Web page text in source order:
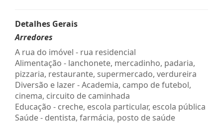
Detalhes Gerais
Arredores
A rua do imóvel - rua residencial
Alimentação - lanchonete, mercadinho, padaria,
pizzaria, restaurante, supermercado, verdureira
Diversão e lazer - Academia, campo de futebol,
cinema, circuito de caminhada
Educação - creche, escola particular, escola pública
Saúde - dentista, farmácia, posto de saúde